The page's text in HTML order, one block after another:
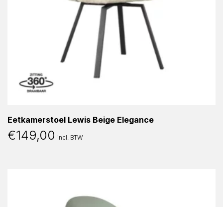
Eetkamerstoel Lewis Beige Elegance
€149,00 incl. BTW